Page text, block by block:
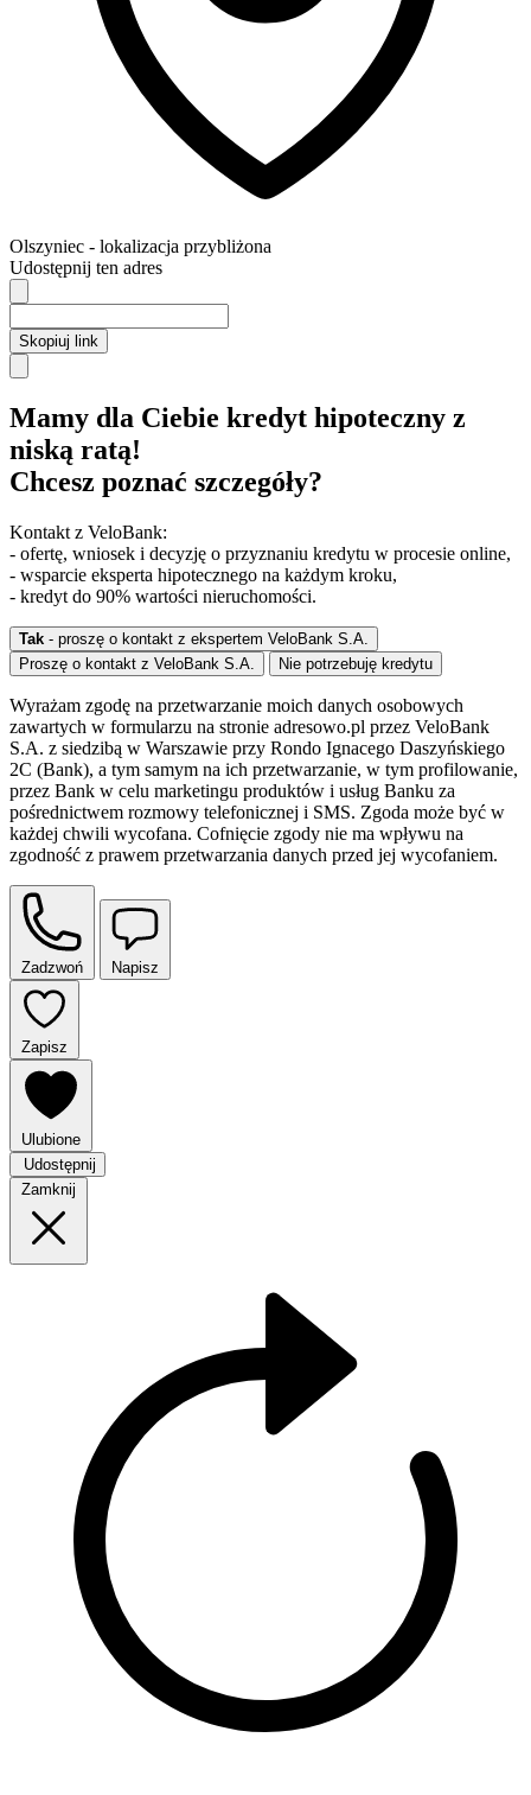
Olszyniec - lokalizacja przybliżona
Udostępnij ten adres
Skopiuj link
Mamy dla Ciebie kredyt hipoteczny z
niską ratą!
Chcesz poznać szczegóły?
Kontakt z VeloBank:
- ofertę, wniosek i decyzję o przyznaniu kredytu w procesie online,
- wsparcie eksperta hipotecznego na każdym kroku,
- kredyt do 90% wartości nieruchomości.
Tak - proszę o kontakt z ekspertem VeloBank S.A.
Proszę o kontakt z VeloBank S.A.
Nie potrzebuję kredytu
Wyrażam zgodę na przetwarzanie moich danych osobowych
zawartych w formularzu na stronie adresowo.pl przez VeloBank
S.A. z siedzibą w Warszawie przy Rondo Ignacego Daszyńskiego
2C (Bank), a tym samym na ich przetwarzanie, w tym profilowanie,
przez Bank w celu marketingu produktów i usług Banku za
pośrednictwem rozmowy telefonicznej i SMS. Zgoda może być w
każdej chwili wycofana. Cofnięcie zgody nie ma wpływu na
zgodność z prawem przetwarzania danych przed jej wycofaniem.
Zadzwoń Napisz
Zapisz
Ulubione
Udostępnij
Zamknij